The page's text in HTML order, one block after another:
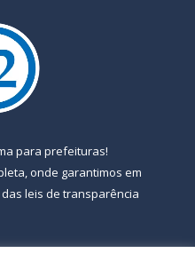
para prefeituras!
onde garantimos em
leis de transparência